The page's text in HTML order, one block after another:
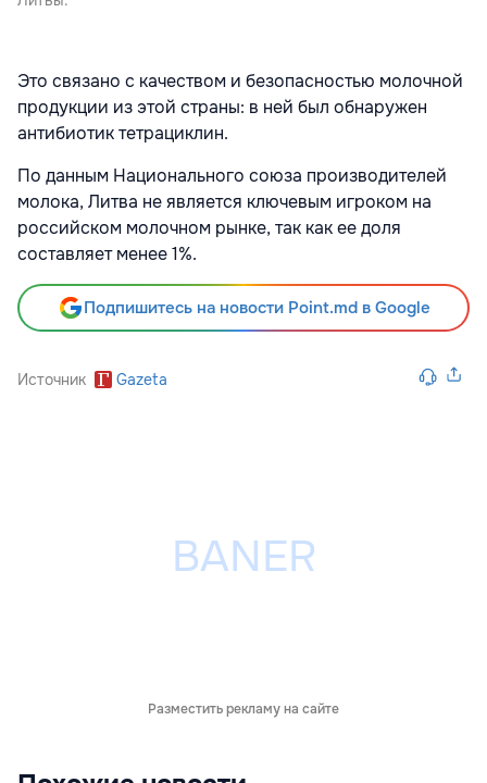
Это связано с качеством и безопасностью молочной
продукции из этой страны: в ней был обнаружен
антибиотик тетрациклин.
По данным Национального союза производителей
молока, Литва не является ключевым игроком на
российском молочном рынке, так как ее доля
составляет менее 1%.
Подпишитесь на новости Point.md в Google
Источник Gazeta
Разместить рекламу на сайте